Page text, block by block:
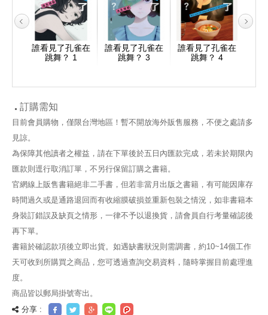
誰看見了孔雀在
跳舞？ 1
誰看見了孔雀在
跳舞？ 3
誰看見了孔雀在
跳舞？ 4
訂購需知
目前會員購物，僅限台灣地區！暫不開放海外販售服務，不便之處請多
見諒。
為保障其他讀者之權益，請在下單後於五日內匯款完成，若未於期限內
匯款則逕行取消訂單，不另行保留訂購之書籍。
官網線上販售書籍絕非二手書，但若非當月出版之書籍，有可能因庫存
時間過久或是通路退回而有收縮膜破損並重新包裝之情況，如非書籍本
身裝訂錯誤及缺頁之情形，一律不予以退換貨，請會員自行考量確認後
再下單。
書籍於確認款項後立即出貨。如遇缺書狀況則需調書，約10~14個工作
天可收到所購買之商品，您可透過查詢交易資料，隨時掌握目前處理進
度。
商品皆以郵局掛號寄出。
分享 :